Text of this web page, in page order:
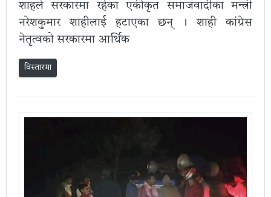
शाहले सरकारमा रहेका एकीकृत समाजवादीका मन्त्री
नरेशकुमार शाहीलाई हटाएका छन् । शाही कांग्रेस
नेतृत्वको सरकारमा आर्थिक
विस्तारमा